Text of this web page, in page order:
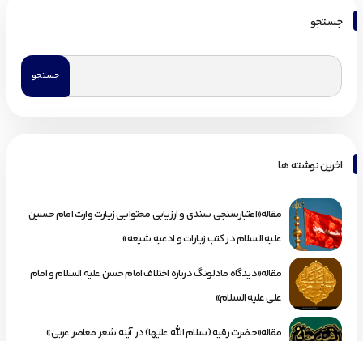
جستجو
اخرین نوشته ها
مقاله«اعتبارسنجی سندی و ارزیابی محتوایی زیارت وارث امام حسین
علیه السلام در کتب زیارات و ادعیه شیعه»
مقاله«دیدگاه مادلونگ درباره اختلاف امام حسن علیه السلام و امام
علی علیه السلام»
مقاله«حضرت رقیه (سلام الله علیها) در آینه شعر معاصر عربی»